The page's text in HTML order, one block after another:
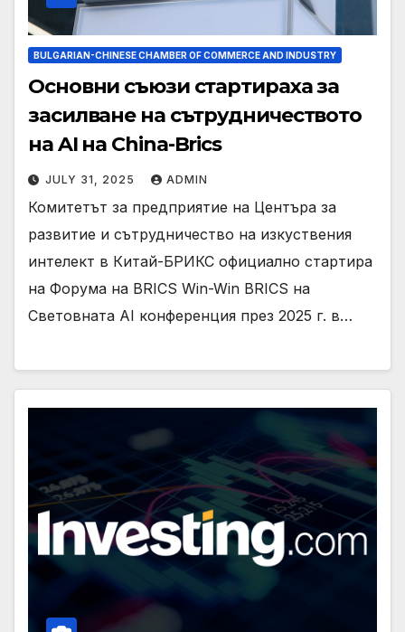
BULGARIAN-CHINESE CHAMBER OF COMMERCE AND INDUSTRY
Основни съюзи стартираха за
засилване на сътрудничеството
на AI на China-Brics
JULY 31, 2025 ADMIN
Комитетът за предприятие на Центъра за
развитие и сътрудничество на изкуствения
интелект в Китай-БРИКС официално стартира
на Форума на BRICS Win-Win BRICS на
Световната AI конференция през 2025 г. в…